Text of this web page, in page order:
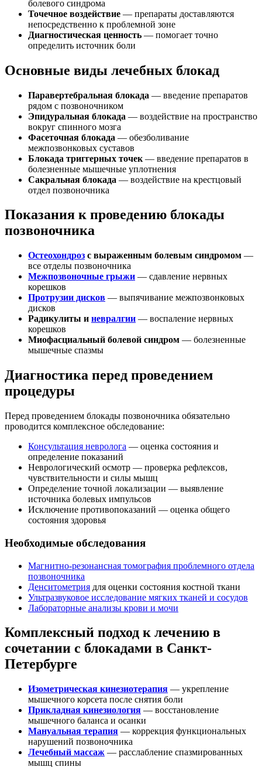
болевого синдрома
Точечное воздействие — препараты доставляются
непосредственно к проблемной зоне
Диагностическая ценность — помогает точно
определить источник боли
Основные виды лечебных блокад
Паравертебральная блокада — введение препаратов
рядом с позвоночником
Эпидуральная блокада — воздействие на пространство
вокруг спинного мозга
Фасеточная блокада — обезболивание
межпозвонковых суставов
Блокада триггерных точек — введение препаратов в
болезненные мышечные уплотнения
Сакральная блокада — воздействие на крестцовый
отдел позвоночника
Показания к проведению блокады
позвоночника
Остеохондроз с выраженным болевым синдромом —
все отделы позвоночника
Межпозвоночные грыжи — сдавление нервных
корешков
Протрузии дисков — выпячивание межпозвонковых
дисков
Радикулиты и невралгии — воспаление нервных
корешков
Миофасциальный болевой синдром — болезненные
мышечные спазмы
Диагностика перед проведением
процедуры
Перед проведением блокады позвоночника обязательно
проводится комплексное обследование:
Консультация невролога — оценка состояния и
определение показаний
Неврологический осмотр — проверка рефлексов,
чувствительности и силы мышц
Определение точной локализации — выявление
источника болевых импульсов
Исключение противопоказаний — оценка общего
состояния здоровья
Необходимые обследования
Магнитно-резонансная томография проблемного отдела
позвоночника
Денситометрия для оценки состояния костной ткани
Ультразвуковое исследование мягких тканей и сосудов
Лабораторные анализы крови и мочи
Комплексный подход к лечению в
сочетании с блокадами в Санкт-
Петербурге
Изометрическая кинезиотерапия — укрепление
мышечного корсета после снятия боли
Прикладная кинезиология — восстановление
мышечного баланса и осанки
Мануальная терапия — коррекция функциональных
нарушений позвоночника
Лечебный массаж — расслабление спазмированных
мышц спины